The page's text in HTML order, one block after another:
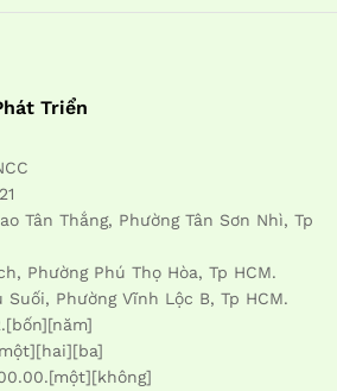
Triển
Tân Thắng, Phường Tân Sơn Nhì, Tp
Phường Phú Thọ Hòa, Tp HCM.
Suối, Phường Vĩnh Lộc B, Tp HCM.